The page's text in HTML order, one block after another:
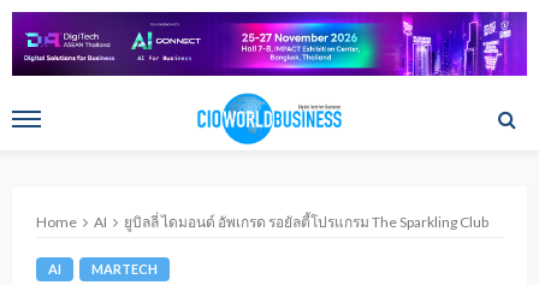
Home AI ยูบิลลี่ ไดมอนด์ อัพเกรด รอยัลตี้โปรแกรม The Sparkling Club
AI MARTECH